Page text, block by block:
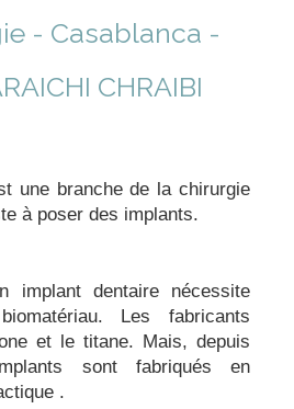
- Casablanca -
CHRAIBI
une branche de la chirurgie
à poser des implants.
implant dentaire nécessite
Les fabricants
et le titane. Mais, depuis
sont fabriqués en
.